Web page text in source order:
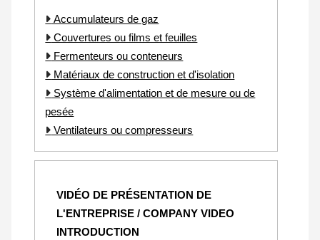
Accumulateurs de gaz
Couvertures ou films et feuilles
Fermenteurs ou conteneurs
Matériaux de construction et d'isolation
Système d'alimentation et de mesure ou de
pesée
Ventilateurs ou compresseurs
VIDÉO DE PRÉSENTATION DE
L'ENTREPRISE / COMPANY VIDEO
INTRODUCTION